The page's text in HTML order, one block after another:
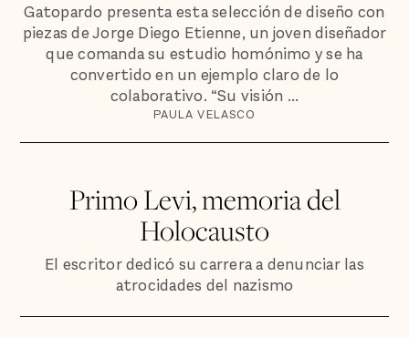
Gatopardo presenta esta selección de diseño con
piezas de Jorge Diego Etienne, un joven diseñador
que comanda su estudio homónimo y se ha
convertido en un ejemplo claro de lo
colaborativo. “Su visión ...
PAULA VELASCO
Primo Levi, memoria del
Holocausto
El escritor dedicó su carrera a denunciar las
atrocidades del nazismo